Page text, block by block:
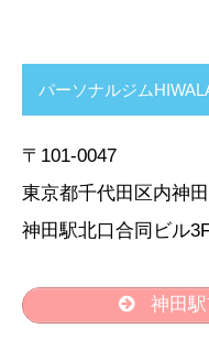
パーソナルジム
〒101-0047
東京都千代田区内神
神田駅北口合同ビル
神田